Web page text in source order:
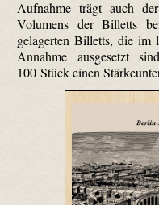
Aufnahme trägt auch
Volumens der Billetts
gelagerten Billetts, die im
Annahme ausgesetzt
100 Stück einen